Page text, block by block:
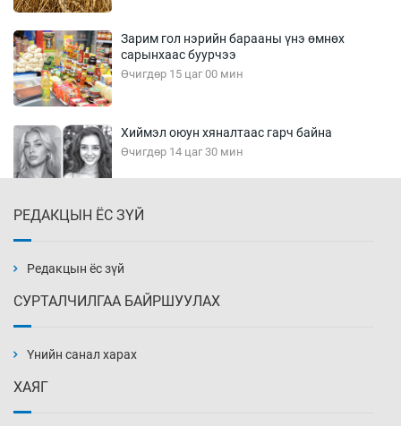
Зарим гол нэрийн барааны үнэ өмнөх
сарынхаас буурчээ
Өчигдөр 15 цаг 00 мин
Хиймэл оюун хяналтаас гарч байна
Өчигдөр 14 цаг 30 мин
Өчигдөр 14 цаг 00 мин
нэмэгджээ
РЕДАКЦЫН ЁС ЗҮЙ
Редакцын ёс зүй
СУРТАЛЧИЛГАА БАЙРШУУЛАХ
Үнийн санал харах
ХАЯГ